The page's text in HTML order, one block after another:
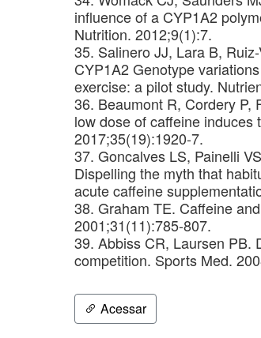
influence of a CYP1A2
Nutrition. 2012;9(1):7.
35. Salinero JJ, Lara B,
CYP1A2 Genotype
exercise: a pilot study.
36. Beaumont R, Cordery P,
low dose of caffeine
2017;35(19):1920-7.
37. Goncalves LS, Painelli
Dispelling the myth that
acute caffeine
38. Graham TE. Caffeine
2001;31(11):785-807.
39. Abbiss CR, Laursen PB.
competition. Sports Med.
Acessar